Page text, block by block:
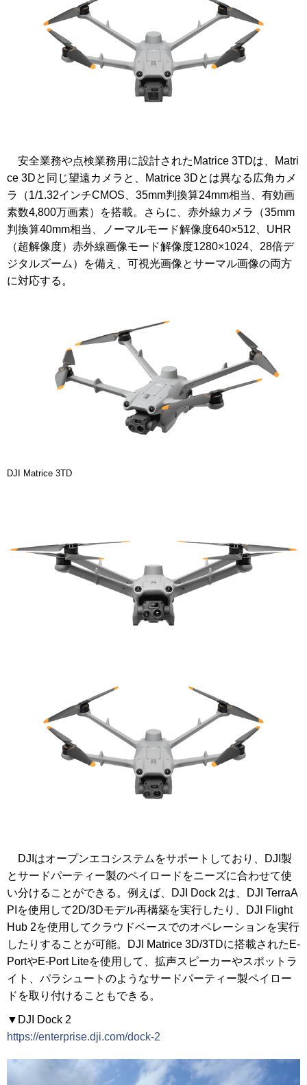
安全業務や点検業務用に設計されたMatrice 3TDは、Matri
ce 3Dと同じ望遠カメラと、Matrice 3Dとは異なる広角カメ
ラ（1/1.32インチCMOS、35mm判換算24mm相当、有効画
素数4,800万画素）を搭載。さらに、赤外線カメラ（35mm
判換算40mm相当、ノーマルモード解像度640×512、UHR
（超解像度）赤外線画像モード解像度1280×1024、28倍デ
ジタルズーム）を備え、可視光画像とサーマル画像の両方
に対応する。
DJI Matrice 3TD
DJIはオープンエコシステムをサポートしており、DJI製
とサードパーティー製のペイロードをニーズに合わせて使
い分けることができる。例えば、DJI Dock 2は、DJI TerraA
PIを使用して2D/3Dモデル再構築を実行したり、DJI Flight
Hub 2を使用してクラウドベースでのオペレーションを実行
したりすることが可能。DJI Matrice 3D/3TDに搭載されたE-
PortやE-Port Liteを使用して、拡声スピーカーやスポットラ
イト、パラシュートのようなサードパーティー製ペイロー
ドを取り付けることもできる。
▼DJI Dock 2
https://enterprise.dji.com/dock-2